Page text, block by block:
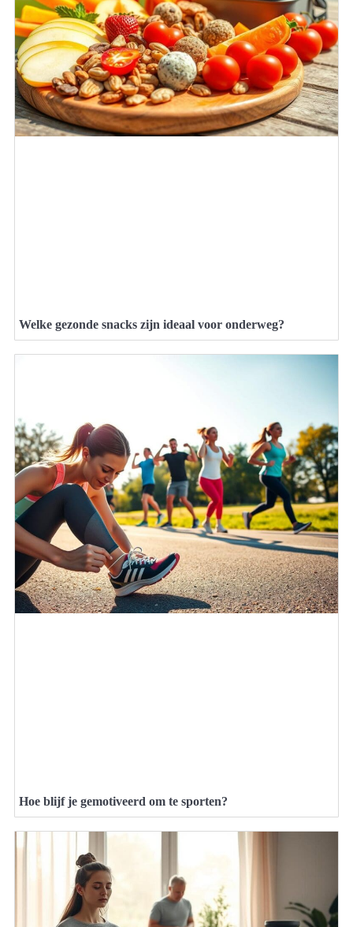
Welke gezonde snacks zijn ideaal voor onderweg?
Hoe blijf je gemotiveerd om te sporten?